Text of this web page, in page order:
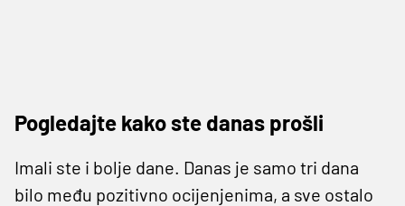
Pogledajte kako ste danas prošli
Imali ste i bolje dane. Danas je samo tri dana
bilo među pozitivno ocijenjenima, a sve ostalo